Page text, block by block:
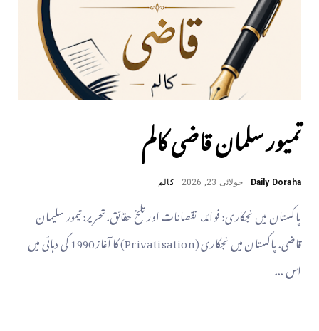
تمیور سلمان قاضی کالم
Daily Doraha جولائی 23, 2026 کالم
پاکستان میں نجکاری: فوائد، نقصانات اور تلخ حقائق. تحریر: تیمور سلیمان
قاضی. پاکستان میں نجکاری (Privatisation) کا آغاز 1990 کی دہائی میں
اس ...